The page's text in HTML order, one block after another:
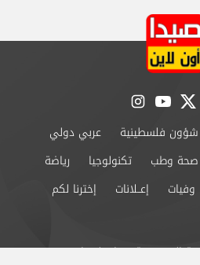
twitter
youtube
instagram
شؤون فلسطينية
عربي دولي
صحة وطب تكنولوجيا
رياضة
وفيات إعــلانات
إخترنا لكم
الخصوصية اتصل بنا